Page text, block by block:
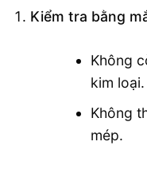
Kiểm tra bằng
Không
kim loại.
Không
mép.